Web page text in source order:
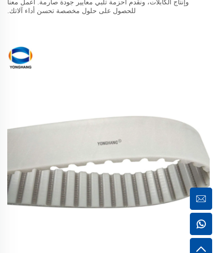
وإنتاج الكابلات، ونقدم أحزمة تلبي معايير جودة صارمة. اعمل معنا
للحصول على حلول مخصصة تحسن أداء آلاتك.